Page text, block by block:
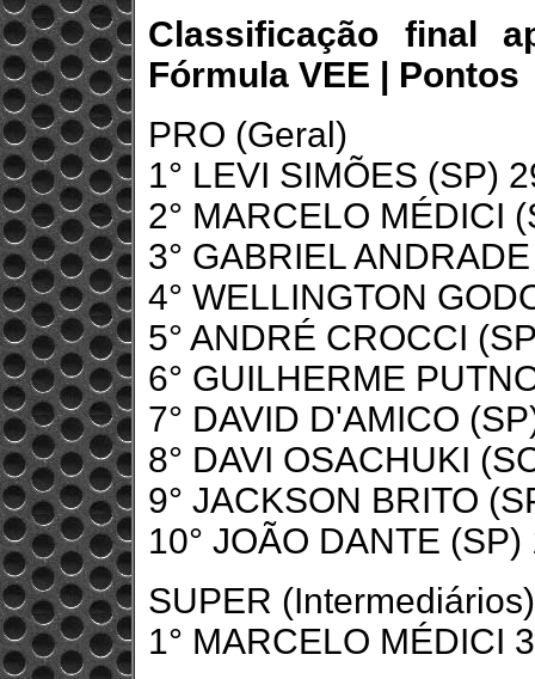
Classificação final
Fórmula VEE | Pontos
PRO (Geral)
1° LEVI SIMÕES (SP)
2° MARCELO MÉDICI
3° GABRIEL
4° WELLINGTON
5° ANDRÉ CROCCI
6° GUILHERME
7° DAVID D'AMICO
8° DAVI OSACHUKI
9° JACKSON BRITO
10° JOÃO DANTE (SP)
SUPER (Intermediários)
1° MARCELO MÉDICI